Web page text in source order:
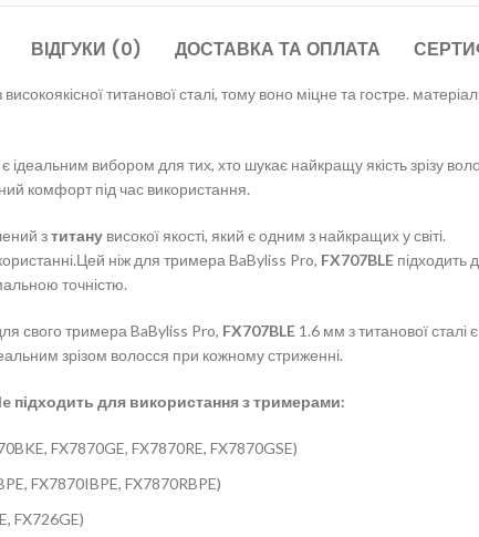
ВІДГУКИ (0) ДОСТАВКА ТА ОПЛАТА
високоякісної титанової сталі, тому воно міцне та гостре.
є ідеальним вибором для тих, хто шукає найкращу якість зрізу
комфорт під час використання.
зтитану високої якості, який є одним з найкращих у світі.
ніж для тримера BaByliss Pro, FX707BLE підходить
точністю.
свого тримера BaByliss Pro, FX707BLE 1.6 мм з титанової
зрізом волосся при кожному стриженні.
підходить для використання з тримерами:
FX7870GE, FX7870RE, FX7870GSE)
FX7870IBPE, FX7870RBPE)
FX726GE)